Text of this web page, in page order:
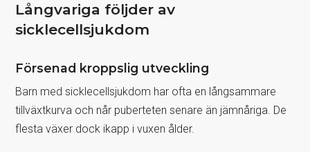
Långvariga följder av
sicklecellsjukdom
Försenad kroppslig utveckling
Barn med sicklecellsjukdom har ofta en långsammare
tillväxtkurva och når puberteten senare än jämnåriga. De
flesta växer dock ikapp i vuxen ålder.